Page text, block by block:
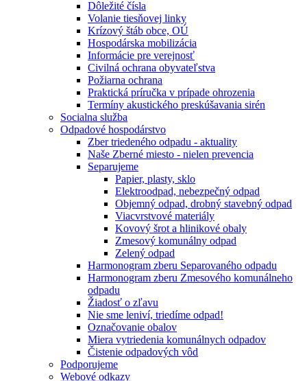
Dôležité čísla
Volanie tiesňovej linky
Krízový štáb obce, OÚ
Hospodárska mobilizácia
Informácie pre verejnosť
Civilná ochrana obyvateľstva
Požiarna ochrana
Praktická príručka v prípade ohrozenia
Termíny akustického preskúšavania sirén
Socialna služba
Odpadové hospodárstvo
Zber triedeného odpadu - aktuality
Naše Zberné miesto - nielen prevencia
Separujeme
Papier, plasty, sklo
Elektroodpad, nebezpečný odpad
Objemný odpad, drobný stavebný odpad
Viacvrstvové materiály
Kovový šrot a hlinikové obaly
Zmesový komunálny odpad
Zelený odpad
Harmonogram zberu Separovaného odpadu
Harmonogram zberu Zmesového komunálneho
odpadu
Žiadosť o zľavu
Nie sme leniví, triedíme odpad!
Označovanie obalov
Miera vytriedenia komunálnych odpadov
Čistenie odpadových vôd
Podporujeme
Webové odkazy